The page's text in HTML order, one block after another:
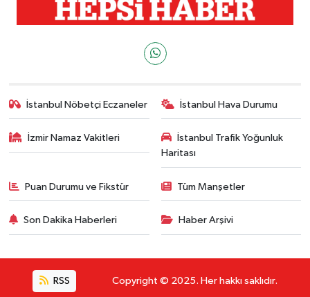
İstanbul Nöbetçi Eczaneler İstanbul Hava Durumu
İzmir Namaz Vakitleri
İstanbul Trafik Yoğunluk
Haritası
Puan Durumu ve Fikstür Tüm Manşetler
Son Dakika Haberleri Haber Arşivi
RSS Copyright © 2025. Her hakkı saklıdır.